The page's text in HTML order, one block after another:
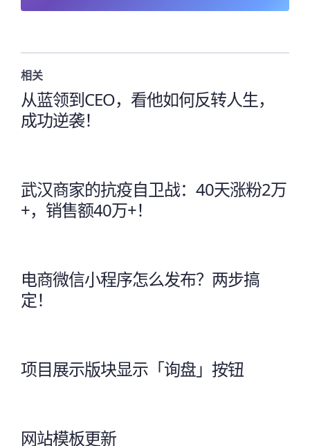
相关
从蓝领到CEO，看他如何反转人生，
成功逆袭！
武汉商家的抗疫自卫战：40天涨粉2万
+，销售额40万+！
电商微信小程序怎么发布？两步搞
定！
项目展示版块显示「询盘」按钮
网站模板更新